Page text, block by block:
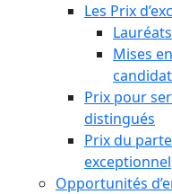
Les Prix
Lauréats
Mises en
Prix pour
distingués
Prix du
exceptionnel
Opportunités